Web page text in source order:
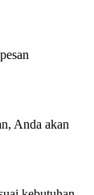
Anda akan